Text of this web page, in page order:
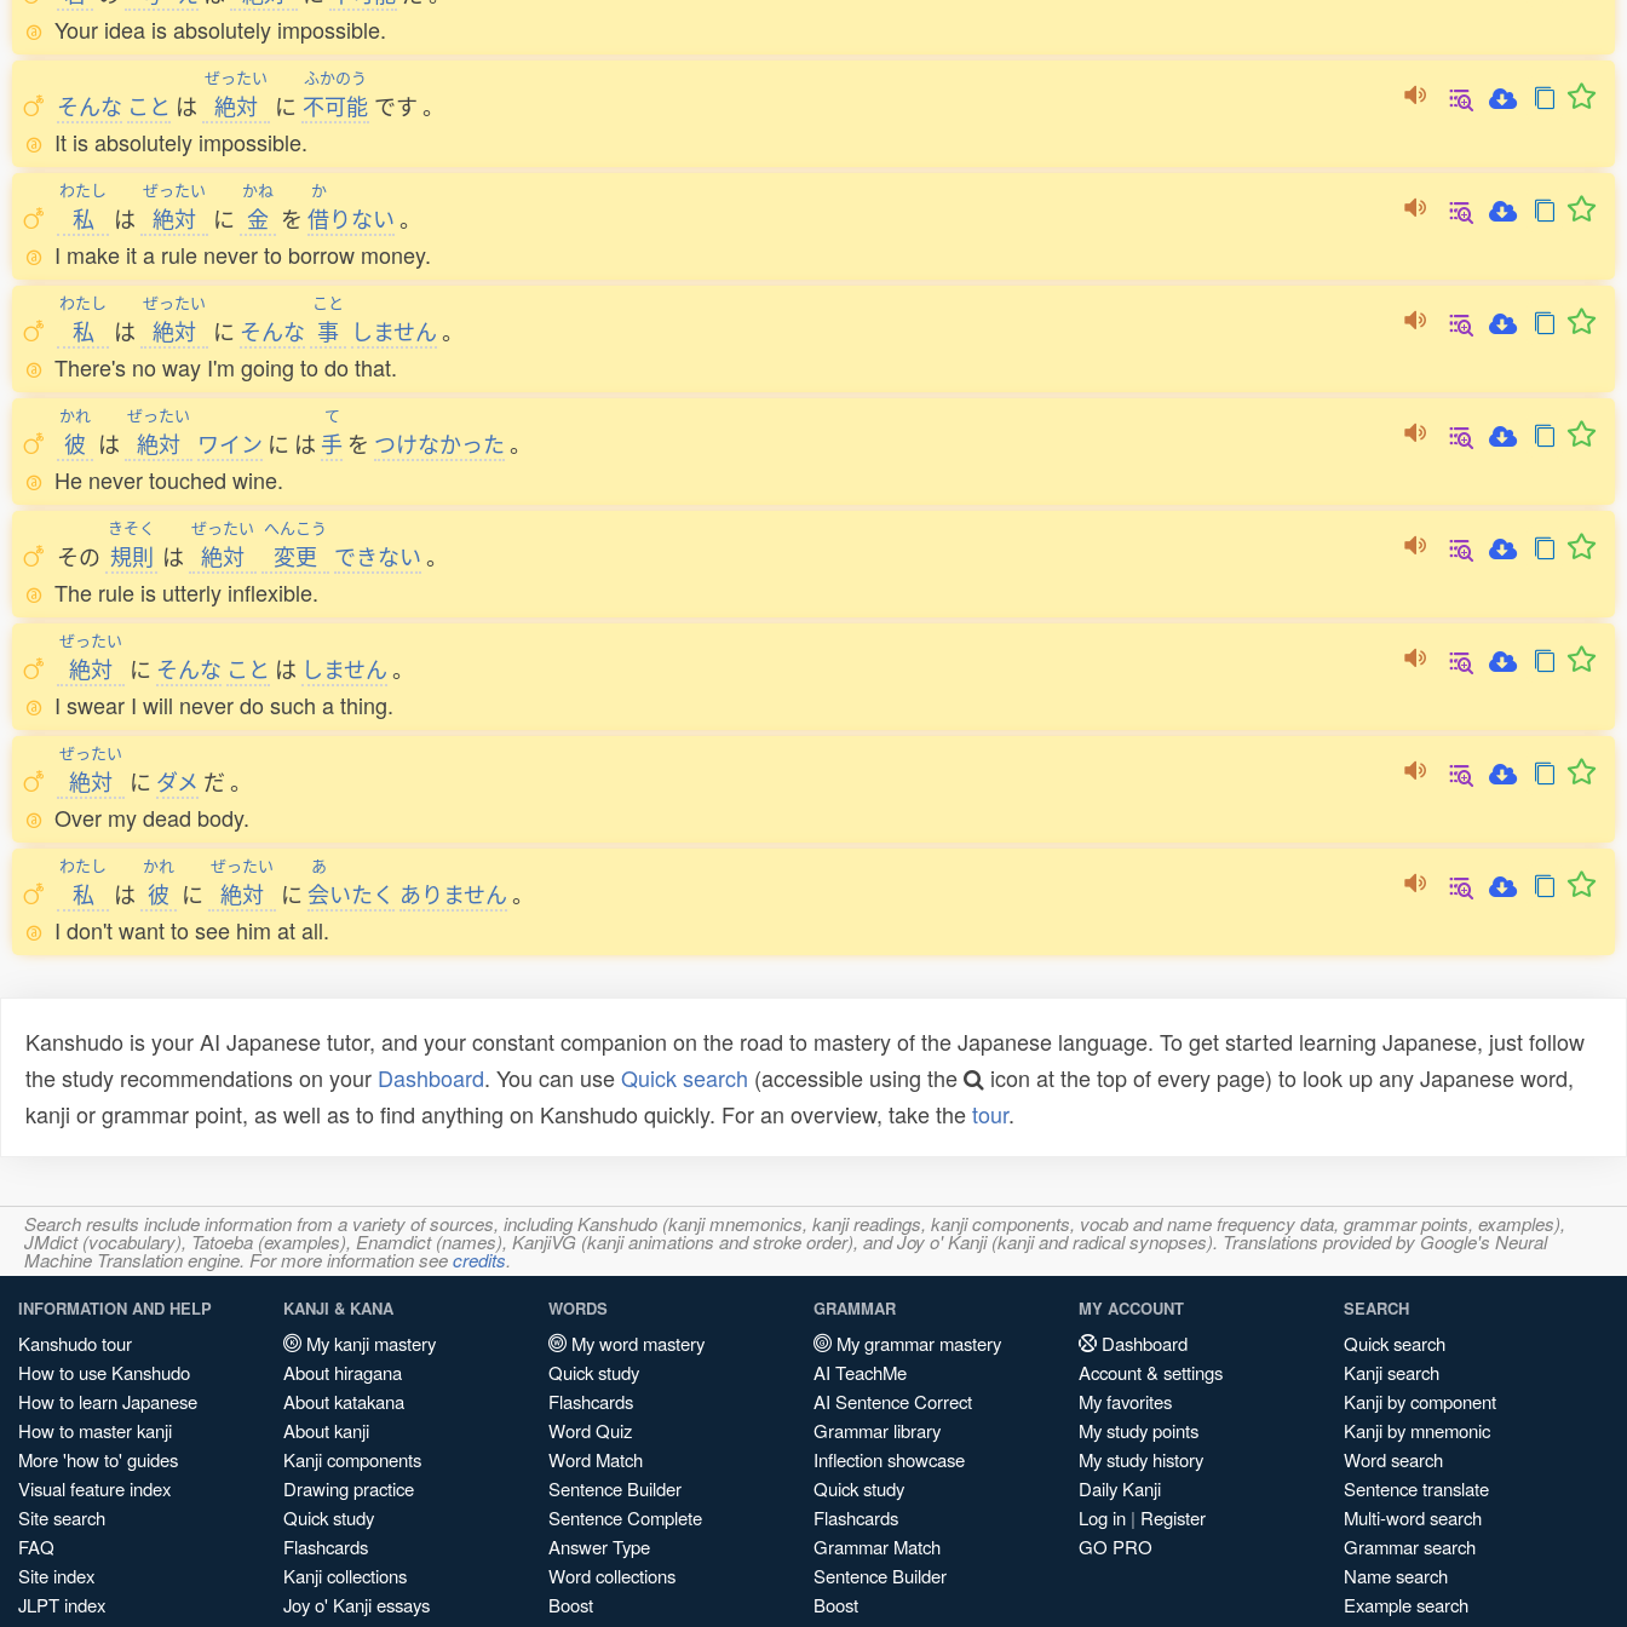
Your idea is absolutely impossible.
そんな こと は
ぜったい
絶対 に
ふかのう
不可能 です。
It is absolutely impossible.
わたし
私 は
ぜったい
絶対 に
かね
金 を
か
借りない。
I make it a rule never to borrow money.
わたし
私 は
ぜったい
絶対 に そんな
こと
事 しません。
There's no way I'm going to do that.
かれ
彼 は
ぜったい
絶対 ワイン に は
て
手 を つけなかった。
He never touched wine.
その
きそく
規則 は
ぜったい
絶対
へんこう
変更 できない。
The rule is utterly inflexible.
ぜったい
絶対 に そんな こと は しません。
I swear I will never do such a thing.
ぜったい
絶対 に ダメ だ。
Over my dead body.
わたし
私 は
かれ
彼 に
ぜったい
絶対 に
あ
会いたく ありません。
I don't want to see him at all.
Kanshudo is your AI Japanese tutor, and your constant companion on the road to mastery of the Japanese language. To get started learning Japanese, just follow
the study recommendations on your Dashboard. You can useQuick search (accessible using the
icon at the top of every page) to look up any Japanese word,
kanji or grammar point, as well as to find anything on Kanshudo quickly. For an overview, take thetour.
Search results include information from a variety of sources, including Kanshudo (kanji mnemonics, kanji readings, kanji components, vocab and name frequency data, grammar points, examples),
JMdict (vocabulary), Tatoeba (examples), Enamdict (names), KanjiVG (kanji animations and stroke order), and Joy o' Kanji (kanji and radical synopses). Translations provided by Google's Neural
Machine Translation engine. For more information seecredits.
INFORMATION AND HELP
Kanshudo tour
How to use Kanshudo
How to learn Japanese
How to master kanji
More 'how to' guides
Visual feature index
Site search
FAQ
Site index
JLPT index
KANJI & KANA
My kanji mastery
About hiragana
About katakana
About kanji
Kanji components
Drawing practice
Quick study
Flashcards
Kanji collections
Joy o' Kanji essays
WORDS
My word mastery
Quick study
Flashcards
Word Quiz
Word Match
Sentence Builder
Sentence Complete
Answer Type
Word collections
Boost
GRAMMAR
My grammar mastery
AI TeachMe
AI Sentence Correct
Grammar library
Inflection showcase
Quick study
Flashcards
Grammar Match
Sentence Builder
Boost
MY ACCOUNT
Dashboard
Account & settings
My favorites
My study points
My study history
Daily Kanji
Log in | Register
GO PRO
SEARCH
Quick search
Kanji search
Kanji by component
Kanji by mnemonic
Word search
Sentence translate
Multi-word search
Grammar search
Name search
Example search